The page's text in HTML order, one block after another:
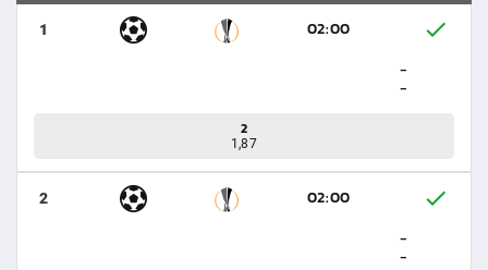
1
02:00
-
-
2
1,87
2
02:00
-
-